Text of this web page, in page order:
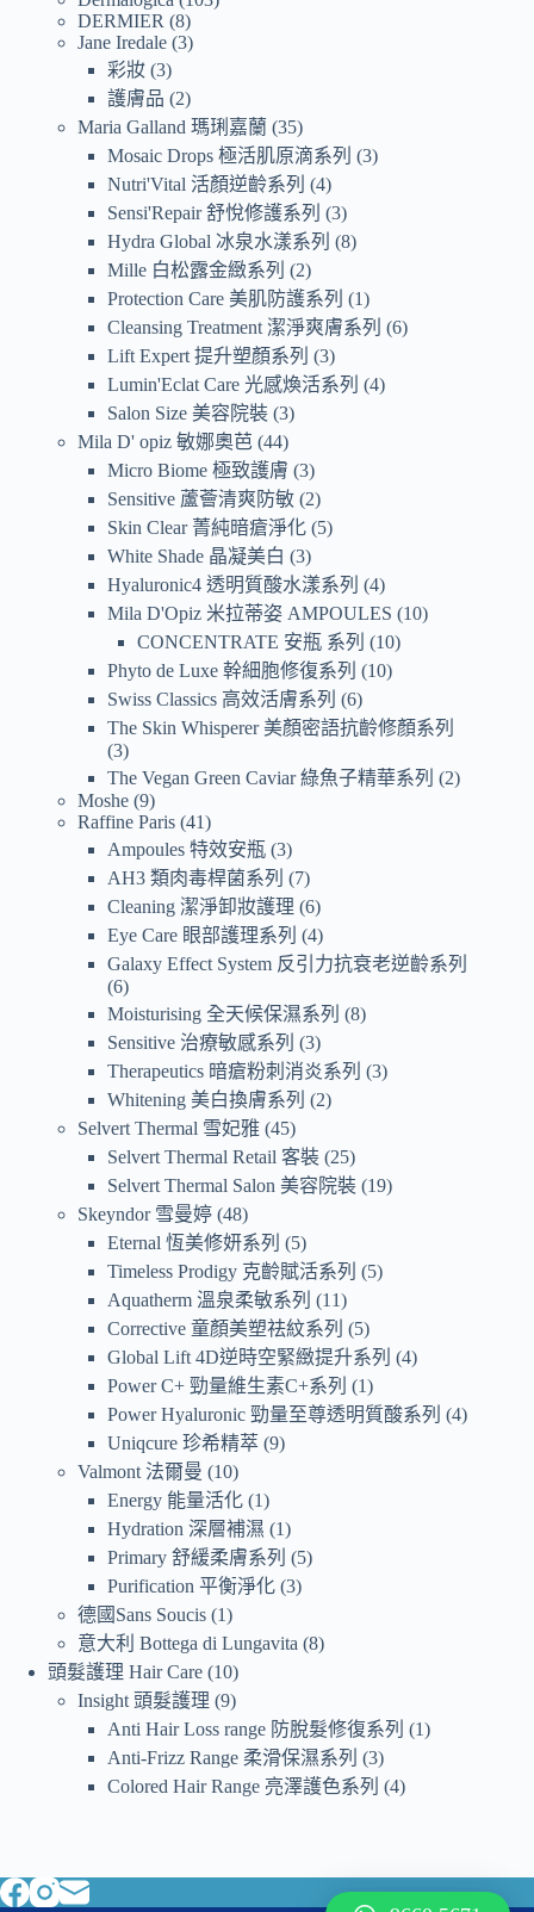
DERMIER
8
Jane Iredale 3
彩妝 3
護膚品
2
Maria Galland 瑪琍嘉蘭 35
Mosaic Drops 極活肌原滴系列
3
Nutri'Vital 活顏逆齡系列
4
Sensi'Repair 舒悅修護系列
3
Hydra Global 冰泉水漾系列
8
Mille 白松露金緻系列
2
Protection Care 美肌防護系列
1
Cleansing Treatment 潔淨爽膚系列
6
Lift Expert 提升塑顏系列
3
Lumin'Eclat Care 光感煥活系列
4
Salon Size 美容院裝 3
Mila D' opiz 敏娜奧芭 44
Micro Biome 極致護膚 3
Sensitive 蘆薈清爽防敏 2
Skin Clear 菁純暗瘡淨化 5
White Shade 晶凝美白
3
Hyaluronic4 透明質酸水漾系列
4
Mila D'Opiz 米拉蒂姿 AMPOULES
10
CONCENTRATE 安瓶 系列
10
Phyto de Luxe 幹細胞修復系列
10
Swiss Classics 高效活膚系列
6
The Skin Whisperer 美顏密語抗齡修顏系列
3
The Vegan Green Caviar 綠魚子精華系列
2
Moshe 9
Raffine Paris 41
Ampoules 特效安瓶 3
AH3 類肉毒桿菌系列
7
Cleaning 潔淨卸妝護理 6
Eye Care 眼部護理系列
4
Galaxy Effect System 反引力抗衰老逆齡系列
6
Moisturising 全天候保濕系列
8
Sensitive 治療敏感系列
3
Therapeutics 暗瘡粉刺消炎系列
3
Whitening 美白換膚系列
2
Selvert Thermal 雪妃雅 45
Selvert Thermal Retail 客裝 25
Selvert Thermal Salon 美容院裝 19
Skeyndor 雪曼婷 48
Eternal 恆美修妍系列
5
Timeless Prodigy 克齡賦活系列
5
Aquatherm 溫泉柔敏系列
11
Corrective 童顏美塑祛紋系列
5
Global Lift 4D逆時空緊緻提升系列
4
Power C+ 勁量維生素C+系列
1
Power Hyaluronic 勁量至尊透明質酸系列
4
Uniqcure 珍希精萃 9
Valmont 法爾曼
10
Energy 能量活化 1
Hydration 深層補濕
1
Primary 舒緩柔膚系列
5
Purification 平衡淨化 3
德國Sans Soucis 1
意大利 Bottega di Lungavita 8
頭髮護理 Hair Care 10
Insight 頭髮護理 9
Anti Hair Loss range 防脫髮修復系列
1
Anti-Frizz Range 柔滑保濕系列
3
Colored Hair Range 亮澤護色系列
4